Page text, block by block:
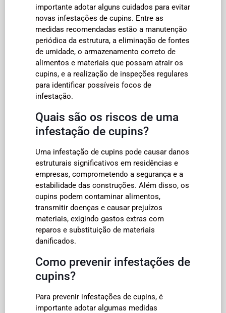
importante adotar alguns cuidados para evitar
novas infestações de cupins. Entre as
medidas recomendadas estão a manutenção
periódica da estrutura, a eliminação de fontes
de umidade, o armazenamento correto de
alimentos e materiais que possam atrair os
cupins, e a realização de inspeções regulares
para identificar possíveis focos de
infestação.
Quais são os riscos de uma
infestação de cupins?
Uma infestação de cupins pode causar danos
estruturais significativos em residências e
empresas, comprometendo a segurança e a
estabilidade das construções. Além disso, os
cupins podem contaminar alimentos,
transmitir doenças e causar prejuízos
materiais, exigindo gastos extras com
reparos e substituição de materiais
danificados.
Como prevenir infestações de
cupins?
Para prevenir infestações de cupins, é
importante adotar algumas medidas